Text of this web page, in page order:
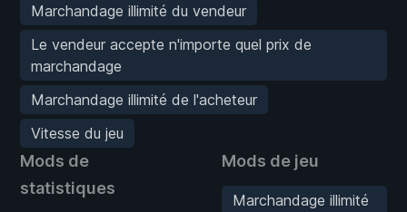
Marchandage illimité du vendeur
Le vendeur accepte n'importe quel prix de
marchandage
Marchandage illimité de l'acheteur
Vitesse du jeu
Mods de
statistiques
Mods de jeu
Marchandage illimité